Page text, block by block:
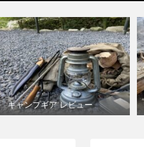
キャンプギア レビュー